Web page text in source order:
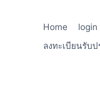
Home login
ลงทะเบียนรับ